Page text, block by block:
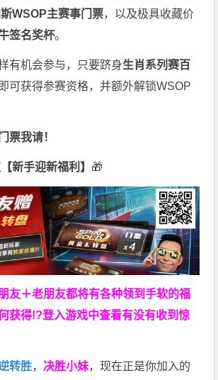
WSOP主赛事门票，以及极具收藏价
签名奖杯。
有机会参与，只要跻身生肖系列赛百
可获得参赛资格，并额外解锁WSOP
票我请！
新手迎新福利】 🎁
友＋老朋友都将有各种领到手软的福
获得!?登入游戏中查看有没有收到惊
转胜， 决胜小妹，现在正是你加入的